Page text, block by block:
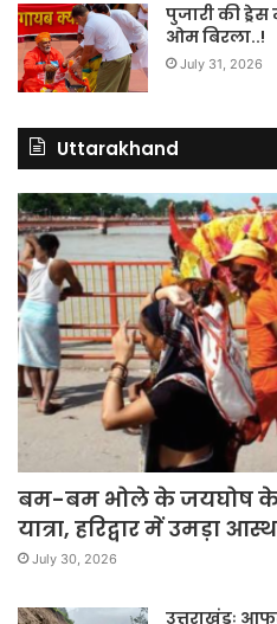
पुजारी की
ओम बिरला..!
July 31, 2026
Uttarakhand
बम-बम भोले के जयघोष के
यात्रा, हरिद्वार में उमड़ा
July 30, 2026
उत्तराखंडः